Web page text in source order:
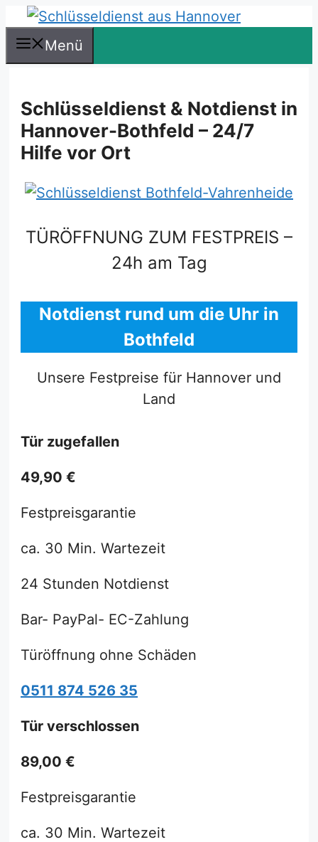
Zum
Inhalt
springen
Menü
Schlüsseldienst & Notdienst in
Hannover-Bothfeld – 24/7
Hilfe vor Ort
TÜRÖFFNUNG ZUM FESTPREIS –
24h am Tag
Notdienst rund um die Uhr in
Bothfeld
Unsere Festpreise für Hannover und
Land
Tür zugefallen
49,90 €
Festpreisgarantie
ca. 30 Min. Wartezeit
24 Stunden Notdienst
Bar- PayPal- EC-Zahlung
Türöffnung ohne Schäden
0511 874 526 35
Tür verschlossen
89,00 €
Festpreisgarantie
ca. 30 Min. Wartezeit